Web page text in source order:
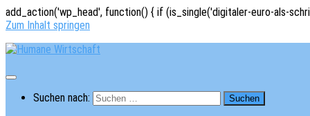
add_action('wp_head', function() { if (is_single('digitaler-euro-als-
Zum Inhalt springen
Suchen nach: